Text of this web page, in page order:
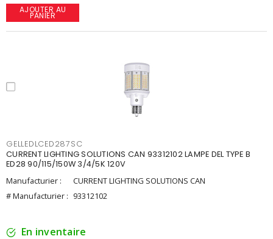
AJOUTER AU
PANIER
GELLEDLCED287SC
CURRENT LIGHTING SOLUTIONS CAN 93312102 LAMPE DEL TYPE B
ED28 90/115/150W 3/4/5K 120V
Manufacturier :
CURRENT LIGHTING SOLUTIONS CAN
# Manufacturier : 93312102
En inventaire